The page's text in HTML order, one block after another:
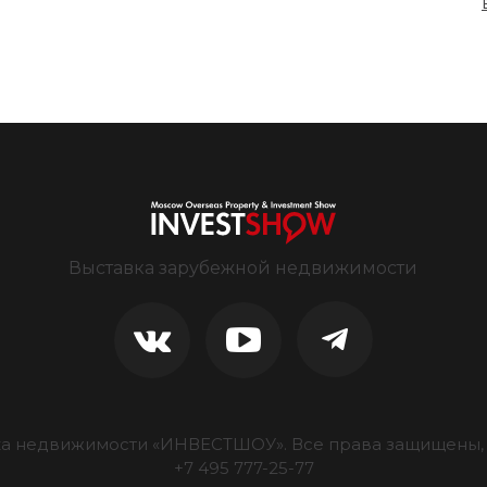
Выставка зарубежной недвижимости
недвижимости «ИНВЕСТШОУ». Все права защищены,
+7 495 777-25-77